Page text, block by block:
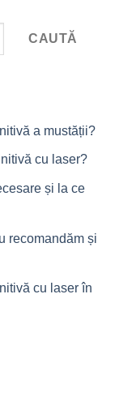
CAUTĂ
a mustății?
cu laser?
și la ce
recomandăm și
cu laser în